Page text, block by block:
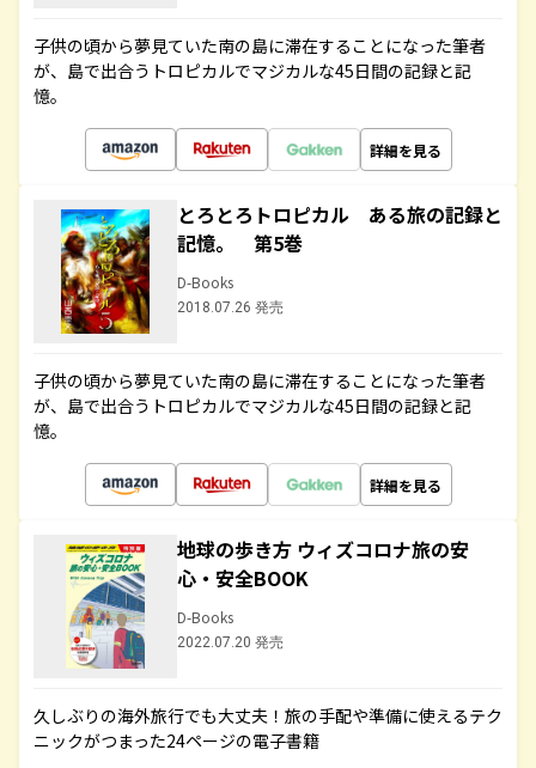
子供の頃から夢見ていた南の島に滞在することになった筆者
が、島で出合うトロピカルでマジカルな45日間の記録と記
憶。
詳細を見る
とろとろトロピカル ある旅の記録と
記憶。 第5巻
D-Books
2018.07.26 発売
子供の頃から夢見ていた南の島に滞在することになった筆者
が、島で出合うトロピカルでマジカルな45日間の記録と記
憶。
詳細を見る
地球の歩き方 ウィズコロナ旅の安
心・安全BOOK
D-Books
2022.07.20 発売
久しぶりの海外旅行でも大丈夫！旅の手配や準備に使えるテク
ニックがつまった24ページの電子書籍